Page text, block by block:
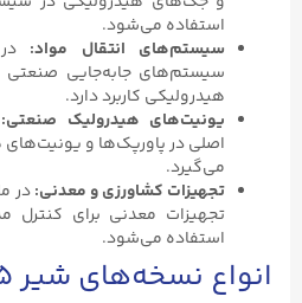
استفاده می‌شود.
سیستم‌های انتقال مواد:
سیستم‌های جابه‌جایی
هیدرولیکی کاربرد دارد.
یونیت‌های هیدرولیک صنعتی:
اصلی در پاورپک‌ها و یونیت‌های
می‌گیرد.
تجهیزات کشاورزی و معدنی:در
تجهیزات معدنی برای کنترل
استفاده می‌شود.
انواع نسخه‌های شیر DS5